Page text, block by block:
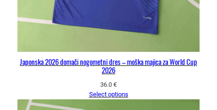
Japonska 2026 domači nogometni dres – moška majica za World Cup
2026
36.0 €
Select options